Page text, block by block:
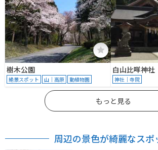
樹木公園
絶景スポット 山｜高原 動植物園
白山比咩神社
神社｜寺院
もっと見る
周辺の景色が綺麗なスポ